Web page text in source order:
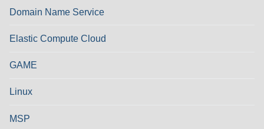
Domain Name Service
Elastic Compute Cloud
GAME
Linux
MSP